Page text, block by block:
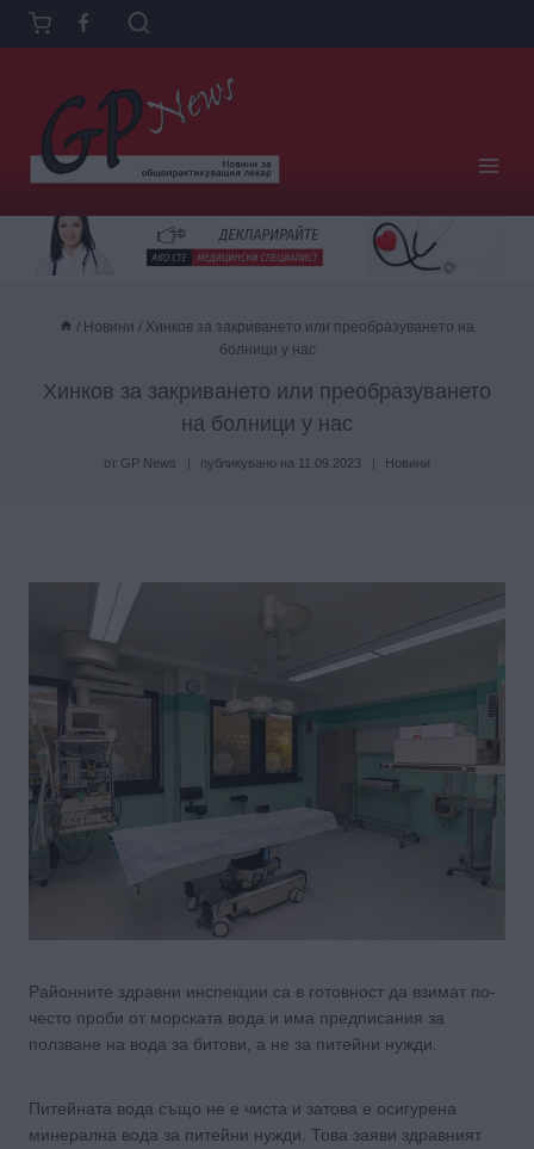
Към
съдържанието
/ Новини / Хинков за закриването или преобразуването на
болници у нас
Хинков за закриването или преобразуването
на болници у нас
от GP News публикувано на 11.09.2023 Новини
Районните здравни инспекции са в готовност да взимат по-
често проби от морската вода и има предписания за
ползване на вода за битови, а не за питейни нужди.
Питейната вода също не е чиста и затова е осигурена
минерална вода за питейни нужди. Това заяви здравният